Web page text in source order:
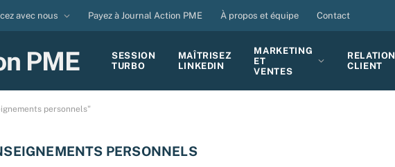
avec nous Payez à Journal Action PME À propos et équipe Contact
SESSION
TURBO
MAÎTRISEZ
LINKEDIN
MARKETING
ET
VENTES
RELATION
CLIENT
personnels"
PERSONNELS